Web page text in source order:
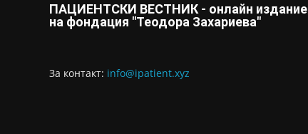
ПАЦИЕНТСКИ ВЕСТНИК - онлайн издание
на фондация "Теодора Захариева"
За контaкт: info@ipatient.xyz